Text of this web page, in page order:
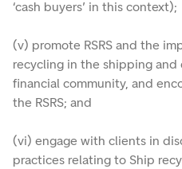
‘cash buyers’ in this context);
(v) promote RSRS and the
recycling in the shipping
financial community, and
the RSRS; and
(vi) engage with clients in
practices relating to Ship